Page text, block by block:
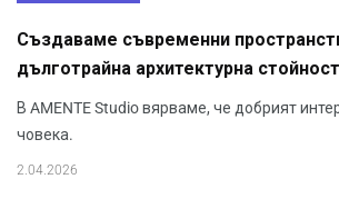
Създаваме съвременни
дълготрайна архитектурна стойност
В AMENTE Studio вярваме, че добрият
човека.
2.04.2026